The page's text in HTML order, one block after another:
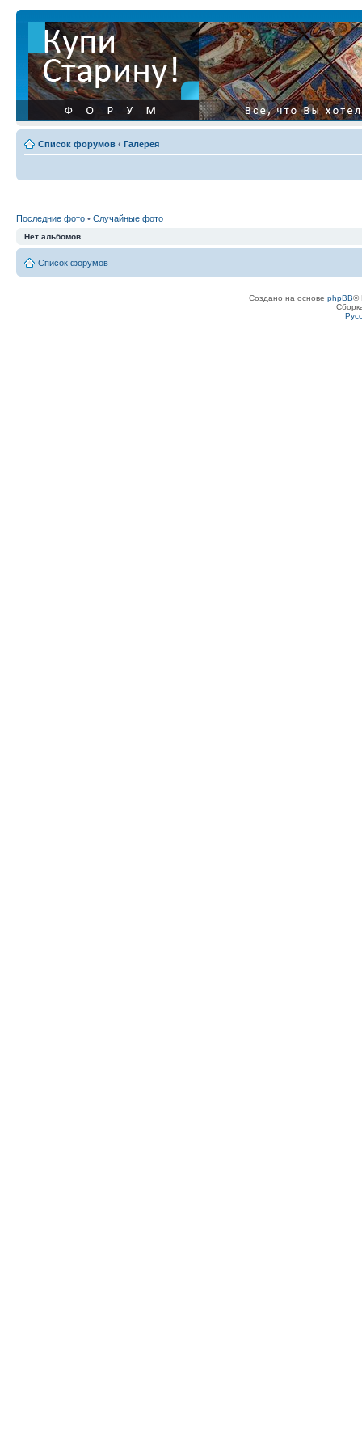
Список форумов ‹ Галерея
Последние фото • Случайные фото
Нет альбомов
Список форумов
Создано на основе phpBB®